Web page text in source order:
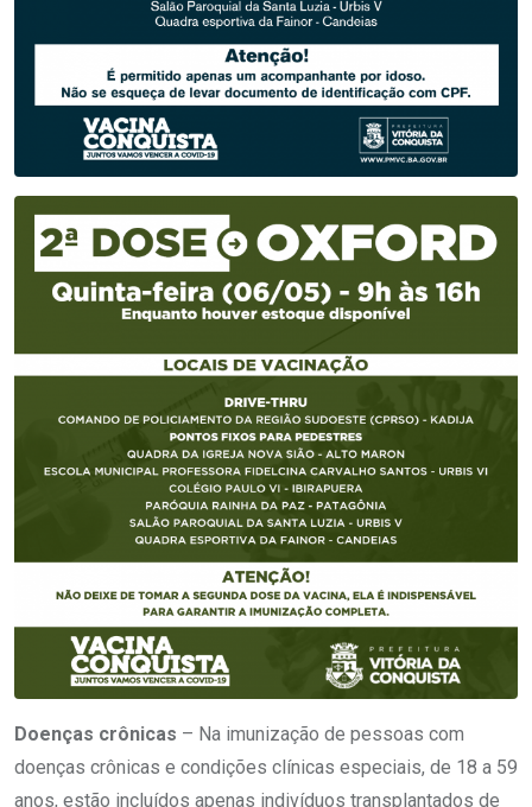
Doenças crônicas – Na imunização de pessoas com
doenças crônicas e condições clínicas especiais, de 18 a 59
anos, estão incluídos apenas indivíduos transplantados de